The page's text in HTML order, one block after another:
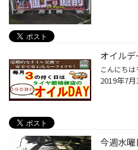
オイルデ
2019年7
今週水曜